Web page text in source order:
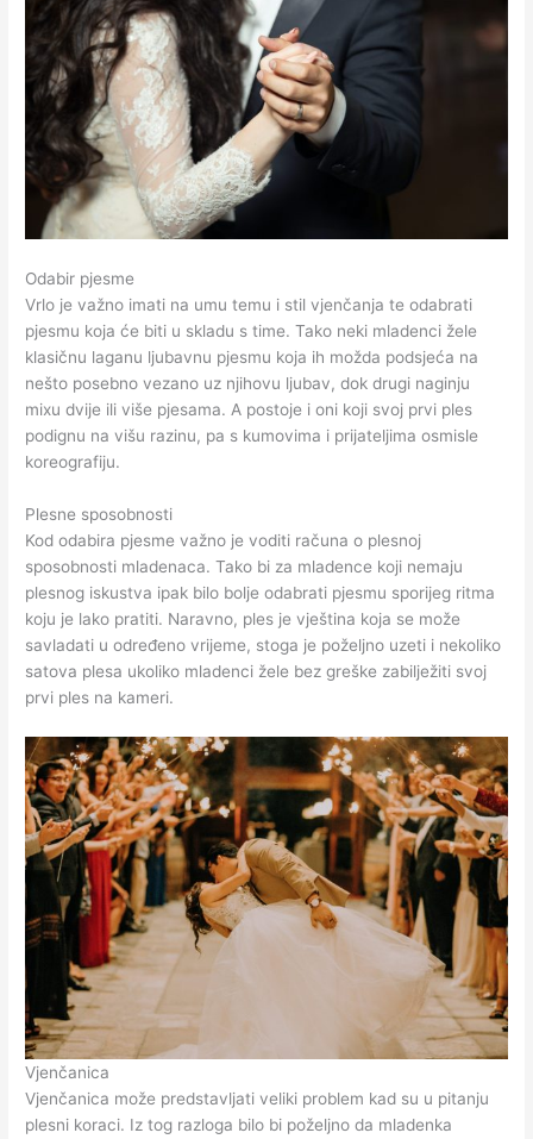
Odabir pjesme
Vrlo je važno imati na umu temu i stil vjenčanja te odabrati
pjesmu koja će biti u skladu s time. Tako neki mladenci žele
klasičnu laganu ljubavnu pjesmu koja ih možda podsjeća na
nešto posebno vezano uz njihovu ljubav, dok drugi naginju
mixu dvije ili više pjesama. A postoje i oni koji svoj prvi ples
podignu na višu razinu, pa s kumovima i prijateljima osmisle
koreografiju.
Plesne sposobnosti
Kod odabira pjesme važno je voditi računa o plesnoj
sposobnosti mladenaca. Tako bi za mladence koji nemaju
plesnog iskustva ipak bilo bolje odabrati pjesmu sporijeg ritma
koju je lako pratiti. Naravno, ples je vještina koja se može
savladati u određeno vrijeme, stoga je poželjno uzeti i nekoliko
satova plesa ukoliko mladenci žele bez greške zabilježiti svoj
prvi ples na kameri.
Vjenčanica
Vjenčanica može predstavljati veliki problem kad su u pitanju
plesni koraci. Iz tog razloga bilo bi poželjno da mladenka